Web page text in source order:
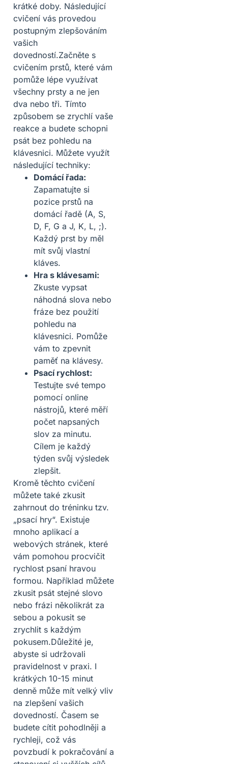
krátké doby. Následující
cvičení vás provedou
postupným zlepšováním
vašich
dovedností.Začněte s
cvičením prstů, které vám
pomůže lépe využívat
všechny prsty a ne jen
dva nebo tři. Tímto
způsobem se zrychlí vaše
reakce a budete schopni
psát bez pohledu na
klávesnici. Můžete využít
následující techniky:
Domácí řada:
Zapamatujte si
pozice prstů na
domácí řadě (A, S,
D, F, G a J, K, L, ;).
Každý prst by měl
mít svůj vlastní
kláves.
Hra s klávesami:
Zkuste vypsat
náhodná slova nebo
fráze bez použití
pohledu na
klávesnici. Pomůže
vám to zpevnit
paměť na klávesy.
Psací rychlost:
Testujte své tempo
pomocí online
nástrojů, které měří
počet napsaných
slov za minutu.
Cílem je každý
týden svůj výsledek
zlepšit.
Kromě těchto cvičení
můžete také zkusit
zahrnout do tréninku tzv.
„psací hry“. Existuje
mnoho aplikací a
webových stránek, které
vám pomohou procvičit
rychlost psaní hravou
formou. Například můžete
zkusit psát stejné slovo
nebo frázi několikrát za
sebou a pokusit se
zrychlit s každým
pokusem.Důležité je,
abyste si udržovali
pravidelnost v praxi. I
krátkých 10-15 minut
denně může mít velký vliv
na zlepšení vašich
dovedností. Časem se
budete cítit pohodlněji a
rychleji, což vás
povzbudí k pokračování a